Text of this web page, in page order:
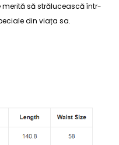
merită să strălucească într-
din viața sa.